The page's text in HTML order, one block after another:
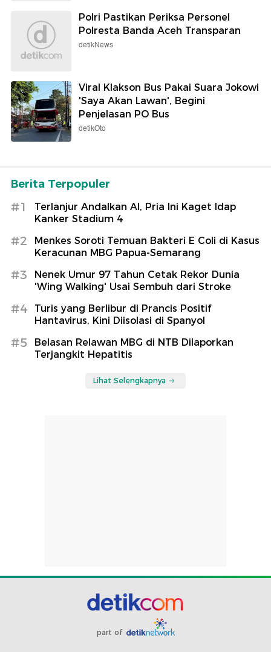
Polri Pastikan Periksa Personel
Polresta Banda Aceh Transparan
detikNews
Viral Klakson Bus Pakai Suara Jokowi
'Saya Akan Lawan', Begini
Penjelasan PO Bus
detikOto
Berita Terpopuler
#1
Terlanjur Andalkan AI, Pria Ini Kaget Idap
Kanker Stadium 4
#2
Menkes Soroti Temuan Bakteri E Coli di Kasus
Keracunan MBG Papua-Semarang
#3
Nenek Umur 97 Tahun Cetak Rekor Dunia
'Wing Walking' Usai Sembuh dari Stroke
#4
Turis yang Berlibur di Prancis Positif
Hantavirus, Kini Diisolasi di Spanyol
#5
Belasan Relawan MBG di NTB Dilaporkan
Terjangkit Hepatitis
Lihat Selengkapnya
part of